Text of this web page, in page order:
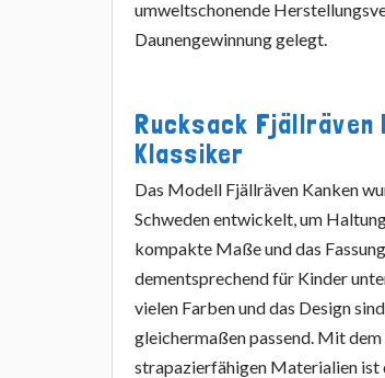
umweltschonende
Daunengewinnung gelegt.
Rucksack Fjällräven
Klassiker
Das Modell Fjällräven Kanken
Schweden entwickelt, um
kompakte Maße und das
dementsprechend für Kinder
vielen Farben und das Design
gleichermaßen passend. Mit
strapazierfähigen Materialien ist